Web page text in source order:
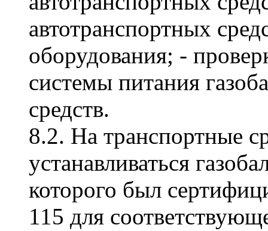
автотранспортных
оборудования; -
системы питания
средств.
8.2. На транспортные
устанавливаться
которого был
115 для